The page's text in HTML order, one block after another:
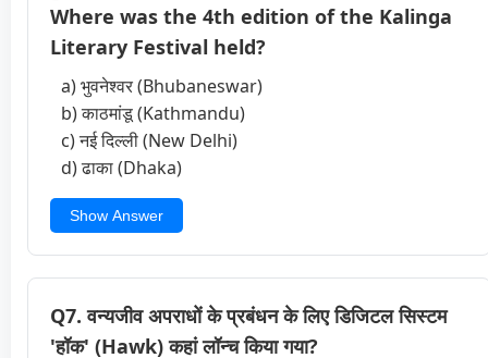
Where was the 4th edition of the Kalinga
Literary Festival held?
a) भुवनेश्वर (Bhubaneswar)
b) काठमांडू (Kathmandu)
c) नई दिल्ली (New Delhi)
d) ढाका (Dhaka)
Show Answer
Q7. वन्यजीव अपराधों के प्रबंधन के लिए डिजिटल सिस्टम
'हॉक' (Hawk) कहां लॉन्च किया गया?